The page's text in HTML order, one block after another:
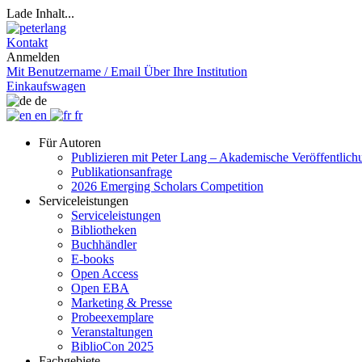
Lade Inhalt...
Kontakt
Anmelden
Mit Benutzername / Email Über Ihre Institution
Einkaufswagen
de
en
fr
Für Autoren
Publizieren mit Peter Lang – Akademische
Publikationsanfrage
2026 Emerging Scholars Competition
Serviceleistungen
Serviceleistungen
Bibliotheken
Buchhändler
E-books
Open Access
Open EBA
Marketing & Presse
Probeexemplare
Veranstaltungen
BiblioCon 2025